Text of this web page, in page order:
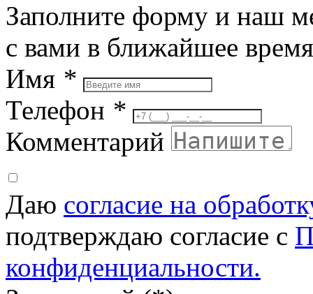
Заполните форму и наш
с вами в ближайшее время
Имя *
Телефон *
Комментарий
Даю согласие на
подтверждаю согласие с
конфиденциальности.